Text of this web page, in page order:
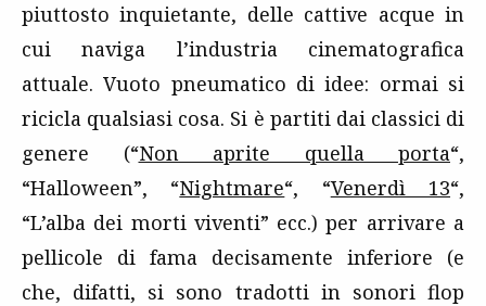
piuttosto inquietante, delle cattive acque in
cui naviga l’industria cinematografica
attuale. Vuoto pneumatico di idee: ormai si
ricicla qualsiasi cosa. Si è partiti dai classici di
genere (“Non aprite quella porta“,
“Halloween”, “Nightmare“, “Venerdì 13“,
“L’alba dei morti viventi” ecc.) per arrivare a
pellicole di fama decisamente inferiore (e
che, difatti, si sono tradotti in sonori flop